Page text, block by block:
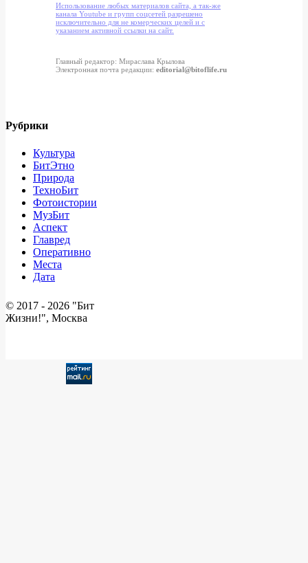
Использование любых материалов сайта, а так-же
канала Youtube и групп соцсетей разрешено
исключительно для не комерческих целей и с
указанием активной ссылки на сайт.
Главный редактор: Мираслава Крылова
Электронная почта редакции: editorial@bitoflife.ru
Рубрики
Культура
БитЭтно
Природа
ТехноБит
Фотоистории
МузБит
Аспект
Главред
Оперативно
Места
Дата
© 2017 - 2026 "Бит
Жизни!", Москва